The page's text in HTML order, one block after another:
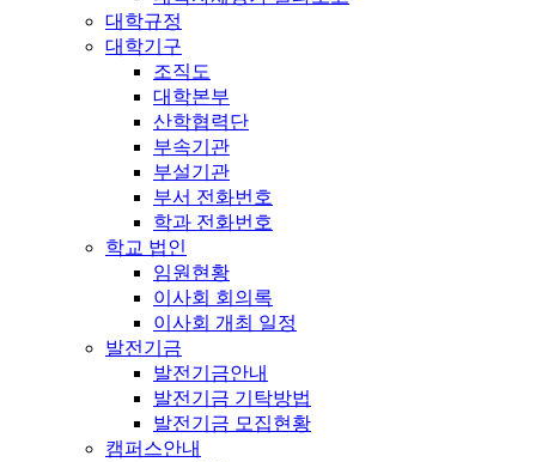
대학규정
대학기구
조직도
대학본부
산학협력단
부속기관
부설기관
부서 전화번호
학과 전화번호
학교 법인
임원현황
이사회 회의록
이사회 개최 일정
발전기금
발전기금안내
발전기금 기탁방법
발전기금 모집현황
캠퍼스안내